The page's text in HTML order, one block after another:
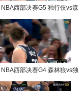
西部决赛G5 独行侠vs森
西部决赛G4 森林狼vs独